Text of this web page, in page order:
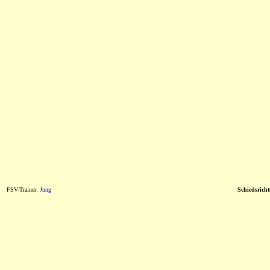
FSV-Trainer: Jung